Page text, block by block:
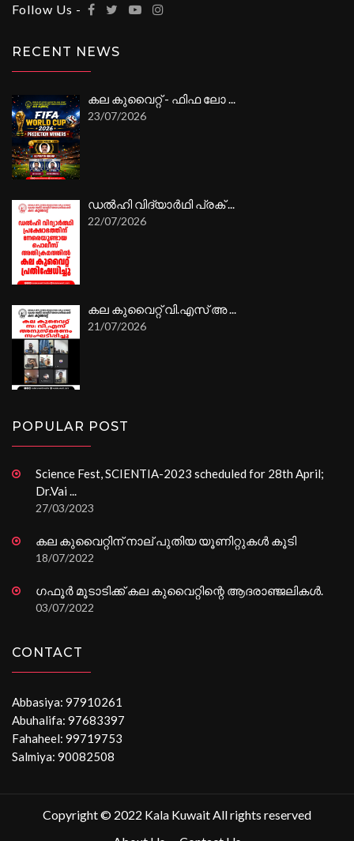
Follow Us -
RECENT NEWS
കല കുവൈറ്റ് - ഫിഫ ലോ ...
23/07/2026
ഡൽഹി വിദ്യാർഥി പ്രക് ...
22/07/2026
കല കുവൈറ്റ് വി.എസ് അ ...
21/07/2026
POPULAR POST
Science Fest, SCIENTIA-2023 scheduled for 28th April;
Dr.Vai ...
27/03/2023
കല കുവൈറ്റിന് നാല് പുതിയ യൂണിറ്റുകൾ കൂടി
18/07/2022
ഗഫൂർ മൂടാടിക്ക് കല കുവൈറ്റിന്റെ ആദരാഞ്ജലികൾ.
03/07/2022
CONTACT
Abbasiya: 97910261
Abuhalifa: 97683397
Fahaheel: 99719753
Salmiya: 90082508
Copyright © 2022 Kala Kuwait All rights reserved